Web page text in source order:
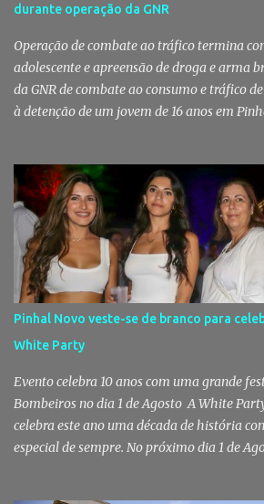
durante operação da GNR
Operação de combate ao tráfico termina
adolescente e apreensão de droga e arma
da GNR de combate ao consumo e tráfico
à detenção de um jovem de 16 anos em
das autoridades sobre este tipo de
Setúbal. Droga, arma branca e dinheiro
jovem de 16 anos foi detido na segunda-
suspeitas da prática do crime de tráfico de
localidade de Pinhal Novo. A detenção foi
Territorial de Setúbal da GNR, através do
Pinhal Novo, no âmbito de uma operação
especialmente direcionada para o combate
de droga. Segundo a GNR, "os militares da
vários indivíduos" durante a ação policial
Pinhal Novo veste-se de branco para
White Party
Evento celebra 10 anos com uma grande
Bombeiros no dia 1 de Agosto A White
celebra este ano uma década de história
especial de sempre. No próximo dia 1 de